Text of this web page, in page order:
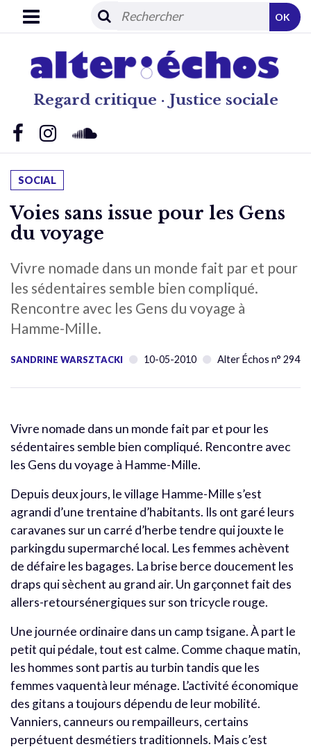
Regard critique · Justice sociale
OK
SOCIAL
Voies sans issue pour les Gens
du voyage
Vivre nomade dans un monde fait par et pour
les sédentaires semble bien compliqué.
Rencontre avec les Gens du voyage à
Hamme-Mille.
SANDRINE WARSZTACKI 10-05-2010 Alter Échos n° 294
Vivre nomade dans un monde fait par et pour les
sédentaires semble bien compliqué. Rencontre avec
les Gens du voyage à Hamme-Mille.
Depuis deux jours, le village Hamme-Mille s’est
agrandi d’une trentaine d’habitants. Ils ont garé leurs
caravanes sur un carré d’herbe tendre qui jouxte le
parkingdu supermarché local. Les femmes achèvent
de défaire les bagages. La brise berce doucement les
draps qui sèchent au grand air. Un garçonnet fait des
allers-retoursénergiques sur son tricycle rouge.
Une journée ordinaire dans un camp tsigane. À part le
petit qui pédale, tout est calme. Comme chaque matin,
les hommes sont partis au turbin tandis que les
femmes vaquentà leur ménage. L’activité économique
des gitans a toujours dépendu de leur mobilité.
Vanniers, canneurs ou rempailleurs, certains
perpétuent desmétiers traditionnels. Mais c’est